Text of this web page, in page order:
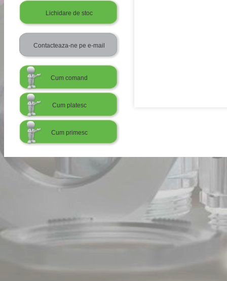
Lichidare de stoc
Contacteaza-ne pe e-mail
Cum comand
Cum platesc
Cum primesc